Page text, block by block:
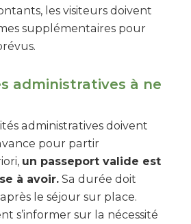
les visiteurs doivent
supplémentaires pour
administratives à ne
administratives doivent
pour partir
un passeport valide est
à avoir. Sa durée doit
le séjour sur place.
s’informer sur la nécessité